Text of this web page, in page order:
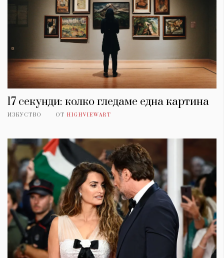
17 секунди: колко гледаме една картина
ИЗКУСТВО ОТ HIGHVIEWART